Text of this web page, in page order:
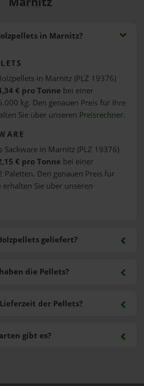
in Marnitz?
in Marnitz (PLZ 19376)
€ pro Tonne bei einer
kg. Den genauen Preis für Ihre
Sie über unseren Preisrechner.
Sackware in Marnitz (PLZ 19376)
€ pro Tonne bei einer
Paletten. Den genauen Preis für
Sie über unseren
geliefert?
gibt es?
die Pellets?
der Pellets?